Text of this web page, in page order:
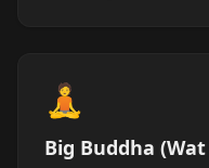
🧘
Big Buddha